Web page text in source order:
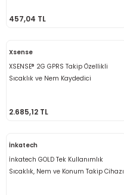
Ölçerler
457,04 TL
Xsense
XSENSE® 2G GPRS Takip Özellikli
Sıcaklık ve Nem Kaydedici
2.685,12 TL
İnkatech
İnkatech GOLD Tek Kullanımlık
Sıcaklık, Nem ve Konum Takip Cihazı